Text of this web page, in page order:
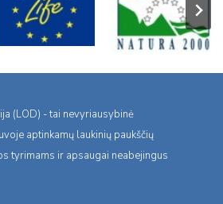
(LOD) - tai nevyriausybinė
aptinkamų laukinių paukščių
tyrimams ir apsaugai neabejingus